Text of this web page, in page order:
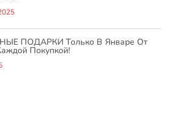
ПОДАРКИ Только В Январе От
Покупкой!